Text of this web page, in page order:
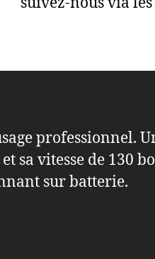
professionnel.
sa vitesse de 130
sur batterie.